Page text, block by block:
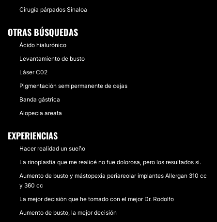
Cirugía párpados Sinaloa
OTRAS BÚSQUEDAS
Ácido hialurónico
Levantamiento de busto
Láser C02
Pigmentación semipermanente de cejas
Banda gástrica
Alopecia areata
EXPERIENCIAS
Hacer realidad un sueño
La rinoplastia que me realicé no fue dolorosa, pero los resultados si.
Aumento de busto y mástopexia periareolar implantes Allergan 310 cc
y 360 cc
La mejor decisión que he tomado con el mejor Dr. Rodolfo
Aumento de busto, la mejor decisión